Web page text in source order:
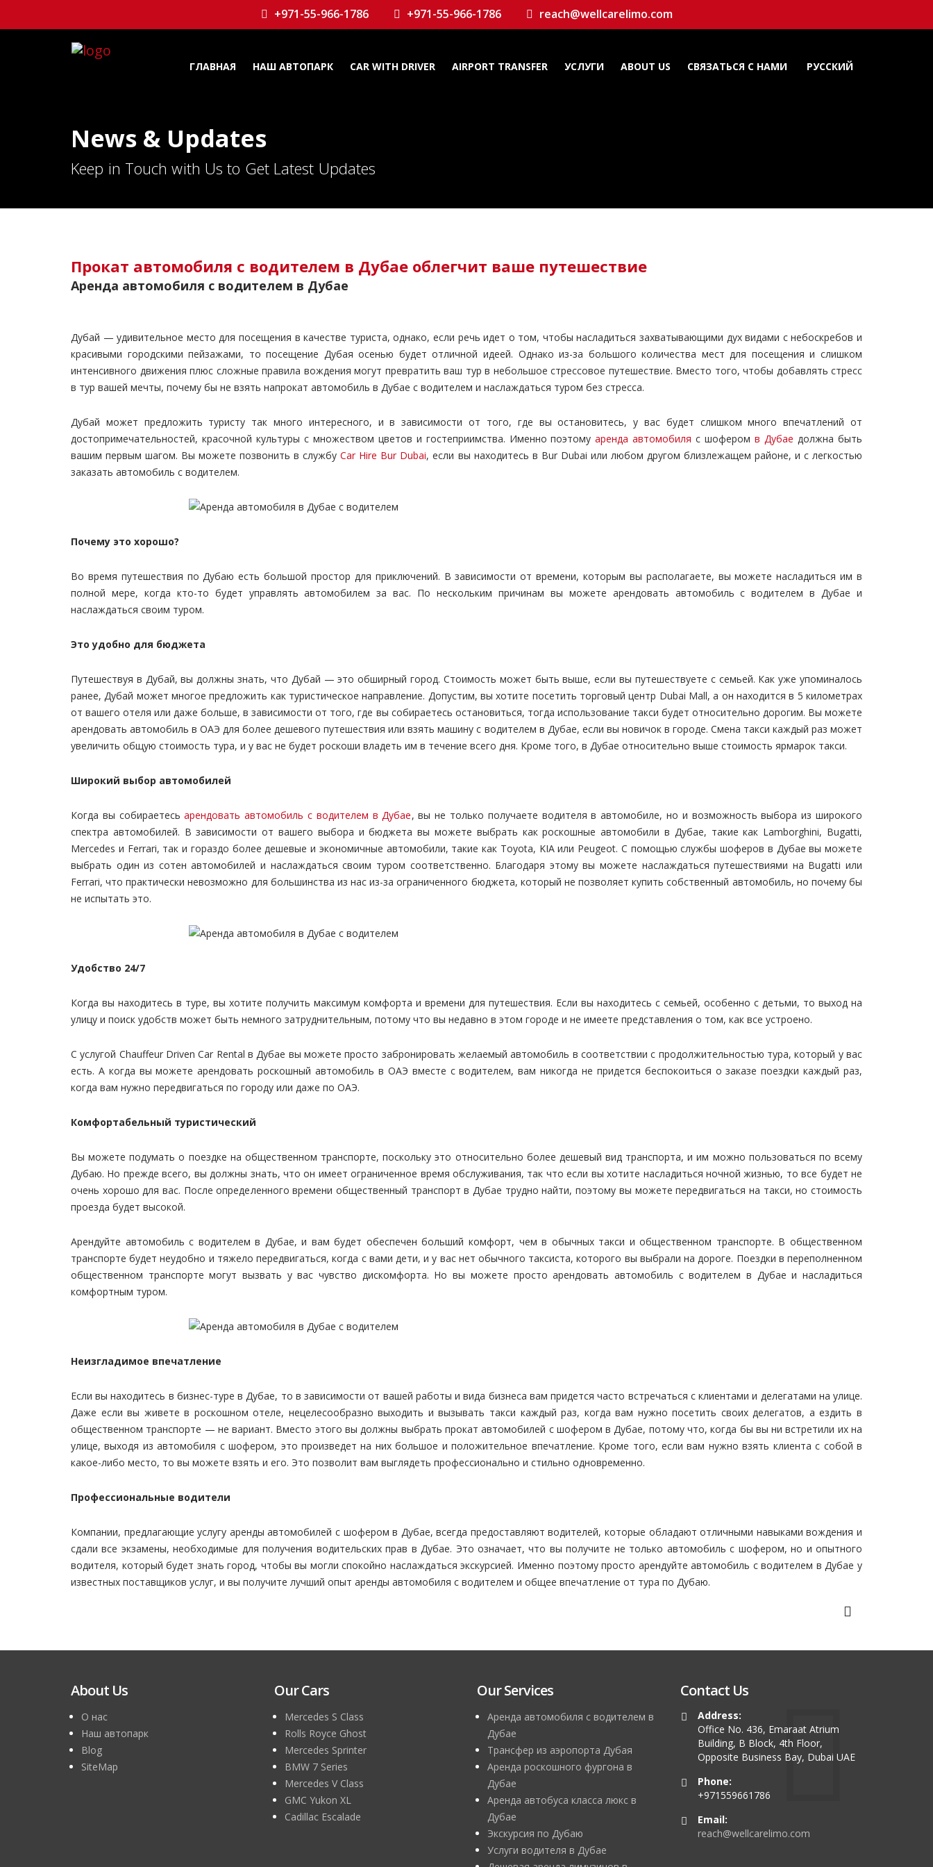
+971-55-966-1786 +971-55-966-1786 reach@wellcarelimo.com
ГЛАВНАЯ НАШ АВТОПАРК CAR WITH DRIVER AIRPORT TRANSFER УСЛУГИ ABOUT US СВЯЗАТЬСЯ С НАМИ РУССКИЙ
News & Updates
Keep in Touch with Us to Get Latest Updates
Прокат автомобиля с водителем в Дубае облегчит ваше путешествие
Аренда автомобиля с водителем в Дубае
Дубай — удивительное место для посещения в качестве туриста, однако, если речь идет о том, чтобы насладиться захватывающими дух видами с небоскребов и
красивыми городскими пейзажами, то посещение Дубая осенью будет отличной идеей. Однако из-за большого количества мест для посещения и слишком
интенсивного движения плюс сложные правила вождения могут превратить ваш тур в небольшое стрессовое путешествие. Вместо того, чтобы добавлять стресс
в тур вашей мечты, почему бы не взять напрокат автомобиль в Дубае с водителем и наслаждаться туром без стресса.
Дубай может предложить туристу так много интересного, и в зависимости от того, где вы остановитесь, у вас будет слишком много впечатлений от
достопримечательностей, красочной культуры с множеством цветов и гостеприимства. Именно поэтомуаренда автомобиля с шоферомв Дубае должна быть
вашим первым шагом. Вы можете позвонить в службуCar Hire Bur Dubai, если вы находитесь в Bur Dubai или любом другом близлежащем районе, и с легкостью
заказать автомобиль с водителем.
Почему это хорошо?
Во время путешествия по Дубаю есть большой простор для приключений. В зависимости от времени, которым вы располагаете, вы можете насладиться им в
полной мере, когда кто-то будет управлять автомобилем за вас. По нескольким причинам вы можете арендовать автомобиль с водителем в Дубае и
наслаждаться своим туром.
Это удобно для бюджета
Путешествуя в Дубай, вы должны знать, что Дубай — это обширный город. Стоимость может быть выше, если вы путешествуете с семьей. Как уже упоминалось
ранее, Дубай может многое предложить как туристическое направление. Допустим, вы хотите посетить торговый центр Dubai Mall, а он находится в 5 километрах
от вашего отеля или даже больше, в зависимости от того, где вы собираетесь остановиться, тогда использование такси будет относительно дорогим. Вы можете
арендовать автомобиль в ОАЭ для более дешевого путешествия или взять машину с водителем в Дубае, если вы новичок в городе. Смена такси каждый раз может
увеличить общую стоимость тура, и у вас не будет роскоши владеть им в течение всего дня. Кроме того, в Дубае относительно выше стоимость ярмарок такси.
Широкий выбор автомобилей
Когда вы собираетесьарендовать автомобиль с водителем в Дубае, вы не только получаете водителя в автомобиле, но и возможность выбора из широкого
спектра автомобилей. В зависимости от вашего выбора и бюджета вы можете выбрать как роскошные автомобили в Дубае, такие как Lamborghini, Bugatti,
Mercedes и Ferrari, так и гораздо более дешевые и экономичные автомобили, такие как Toyota, KIA или Peugeot. С помощью службы шоферов в Дубае вы можете
выбрать один из сотен автомобилей и наслаждаться своим туром соответственно. Благодаря этому вы можете наслаждаться путешествиями на Bugatti или
Ferrari, что практически невозможно для большинства из нас из-за ограниченного бюджета, который не позволяет купить собственный автомобиль, но почему бы
не испытать это.
Удобство 24/7
Когда вы находитесь в туре, вы хотите получить максимум комфорта и времени для путешествия. Если вы находитесь с семьей, особенно с детьми, то выход на
улицу и поиск удобств может быть немного затруднительным, потому что вы недавно в этом городе и не имеете представления о том, как все устроено.
С услугой Chauffeur Driven Car Rental в Дубае вы можете просто забронировать желаемый автомобиль в соответствии с продолжительностью тура, который у вас
есть. А когда вы можете арендовать роскошный автомобиль в ОАЭ вместе с водителем, вам никогда не придется беспокоиться о заказе поездки каждый раз,
когда вам нужно передвигаться по городу или даже по ОАЭ.
Комфортабельный туристический
Вы можете подумать о поездке на общественном транспорте, поскольку это относительно более дешевый вид транспорта, и им можно пользоваться по всему
Дубаю. Но прежде всего, вы должны знать, что он имеет ограниченное время обслуживания, так что если вы хотите насладиться ночной жизнью, то все будет не
очень хорошо для вас. После определенного времени общественный транспорт в Дубае трудно найти, поэтому вы можете передвигаться на такси, но стоимость
проезда будет высокой.
Арендуйте автомобиль с водителем в Дубае, и вам будет обеспечен больший комфорт, чем в обычных такси и общественном транспорте. В общественном
транспорте будет неудобно и тяжело передвигаться, когда с вами дети, и у вас нет обычного таксиста, которого вы выбрали на дороге. Поездки в переполненном
общественном транспорте могут вызвать у вас чувство дискомфорта. Но вы можете просто арендовать автомобиль с водителем в Дубае и насладиться
комфортным туром.
Неизгладимое впечатление
Если вы находитесь в бизнес-туре в Дубае, то в зависимости от вашей работы и вида бизнеса вам придется часто встречаться с клиентами и делегатами на улице.
Даже если вы живете в роскошном отеле, нецелесообразно выходить и вызывать такси каждый раз, когда вам нужно посетить своих делегатов, а ездить в
общественном транспорте — не вариант. Вместо этого вы должны выбрать прокат автомобилей с шофером в Дубае, потому что, когда бы вы ни встретили их на
улице, выходя из автомобиля с шофером, это произведет на них большое и положительное впечатление. Кроме того, если вам нужно взять клиента с собой в
какое-либо место, то вы можете взять и его. Это позволит вам выглядеть профессионально и стильно одновременно.
Профессиональные водители
Компании, предлагающие услугу аренды автомобилей с шофером в Дубае, всегда предоставляют водителей, которые обладают отличными навыками вождения и
сдали все экзамены, необходимые для получения водительских прав в Дубае. Это означает, что вы получите не только автомобиль с шофером, но и опытного
водителя, который будет знать город, чтобы вы могли спокойно наслаждаться экскурсией. Именно поэтому просто арендуйте автомобиль с водителем в Дубае у
известных поставщиков услуг, и вы получите лучший опыт аренды автомобиля с водителем и общее впечатление от тура по Дубаю.
About Us
О нас
Наш автопарк
Blog
SiteMap
Our Cars
Mercedes S Class
Rolls Royce Ghost
Mercedes Sprinter
BMW 7 Series
Mercedes V Class
GMC Yukon XL
Cadillac Escalade
Our Services
Аренда автомобиля с водителем в
Дубае
Трансфер из аэропорта Дубая
Аренда роскошного фургона в
Дубае
Аренда автобуса класса люкс в
Дубае
Экскурсия по Дубаю
Услуги водителя в Дубае
Contact Us
Address:
Office No. 436, Emaraat Atrium
Building, B Block, 4th Floor,
Opposite Business Bay, Dubai UAE
Phone:
+971559661786
Email:
reach@wellcarelimo.com